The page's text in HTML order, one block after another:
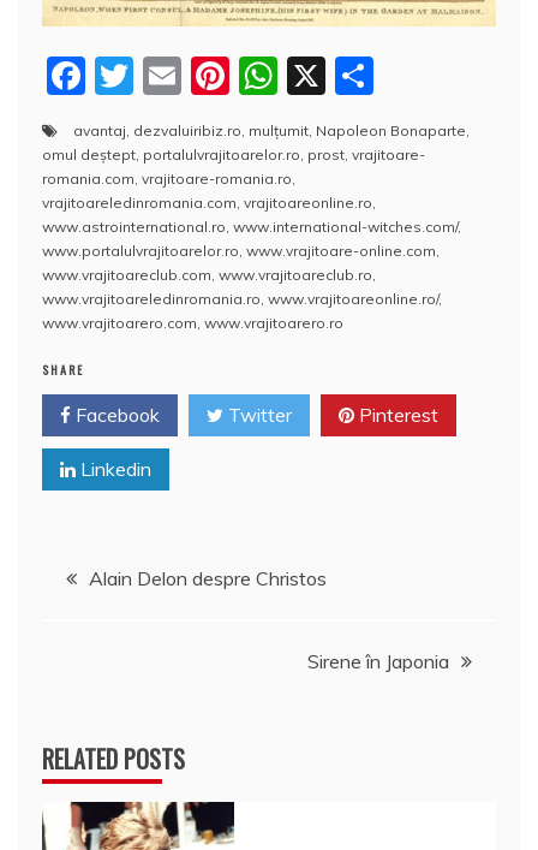
F
c
e
b
o
o
k
T
w
itt
er
E
m
ai
l
Pi
er
e
st
W
at
s
A
p
p
X
a
rt
e
a
z
avantaj, dezvaluiribiz.ro, mulţumit, Napoleon Bonaparte,
omul deştept, portalulvrajitoarelor.ro, prost, vrajitoare-
romania.com, vrajitoare-romania.ro,
vrajitoareledinromania.com, vrajitoareonline.ro,
www.astrointernational.ro, www.international-witches.com/,
www.portalulvrajitoarelor.ro, www.vrajitoare-online.com,
www.vrajitoareclub.com, www.vrajitoareclub.ro,
www.vrajitoareledinromania.ro, www.vrajitoareonline.ro/,
www.vrajitoarero.com, www.vrajitoarero.ro
SHARE
Facebook Twitter Pinterest
Linkedin
Navigare
Alain Delon despre Christos
Sirene în Japonia
RELATED POSTS